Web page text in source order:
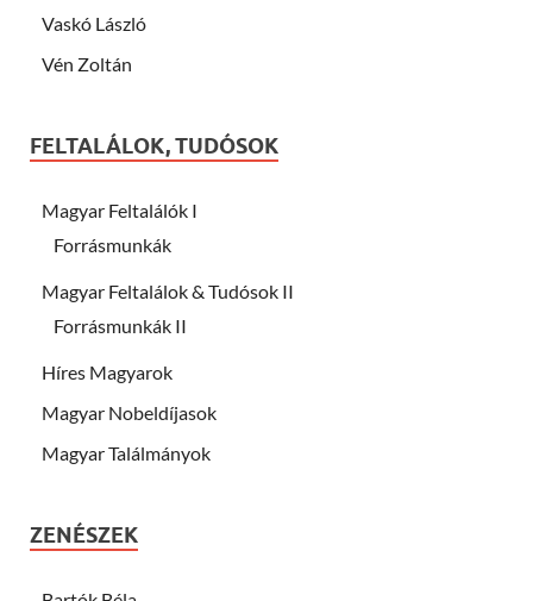
Vaskó László
Vén Zoltán
FELTALÁLOK, TUDÓSOK
Magyar Feltalálók I
Forrásmunkák
Magyar Feltalálok & Tudósok II
Forrásmunkák II
Híres Magyarok
Magyar Nobeldíjasok
Magyar Találmányok
ZENÉSZEK